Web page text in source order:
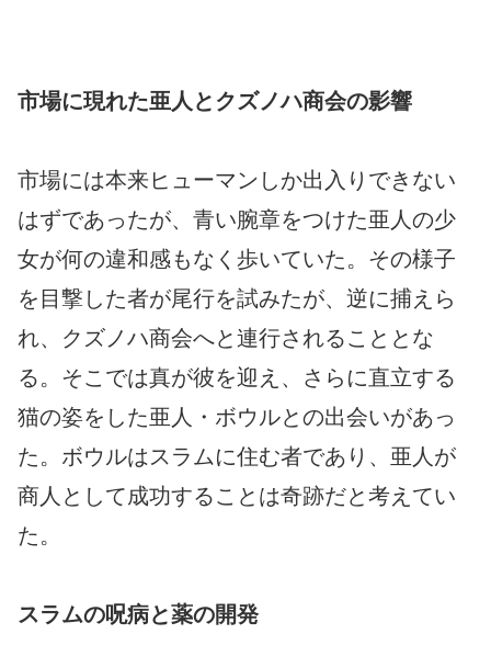
市場に現れた亜人とクズノハ商会の影響
市場には本来ヒューマンしか出入りできない
はずであったが、青い腕章をつけた亜人の少
女が何の違和感もなく歩いていた。その様子
を目撃した者が尾行を試みたが、逆に捕えら
れ、クズノハ商会へと連行されることとな
る。そこでは真が彼を迎え、さらに直立する
猫の姿をした亜人・ボウルとの出会いがあっ
た。ボウルはスラムに住む者であり、亜人が
商人として成功することは奇跡だと考えてい
た。
スラムの呪病と薬の開発